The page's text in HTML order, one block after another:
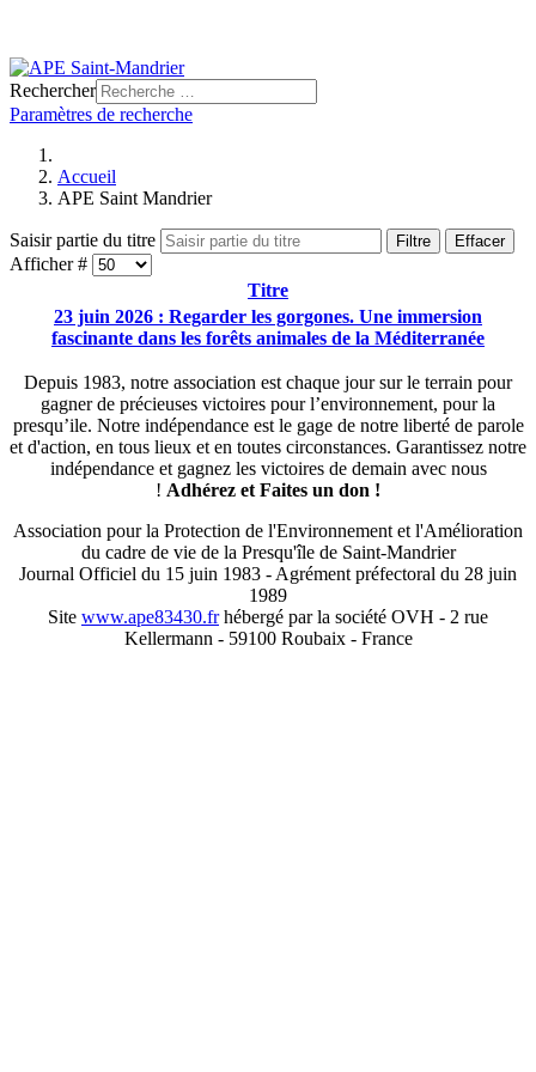
Rechercher
Paramètres de recherche
Accueil
APE Saint Mandrier
Saisir partie du titre Filtre Effacer
Afficher #
Titre
23 juin 2026 : Regarder les gorgones. Une immersion
fascinante dans les forêts animales de la Méditerranée
Depuis 1983, notre association est chaque jour sur le terrain pour
gagner de précieuses victoires pour l’environnement, pour la
presqu’ile. Notre indépendance est le gage de notre liberté de parole
et d'action, en tous lieux et en toutes circonstances. Garantissez notre
indépendance et gagnez les victoires de demain avec nous
! Adhérez et Faites un don !
Association pour la Protection de l'Environnement et l'Amélioration
du cadre de vie de la Presqu'île de Saint-Mandrier
Journal Officiel du 15 juin 1983 - Agrément préfectoral du 28 juin
1989
Site www.ape83430.frhébergé par la société OVH - 2 rue
Kellermann - 59100 Roubaix - France